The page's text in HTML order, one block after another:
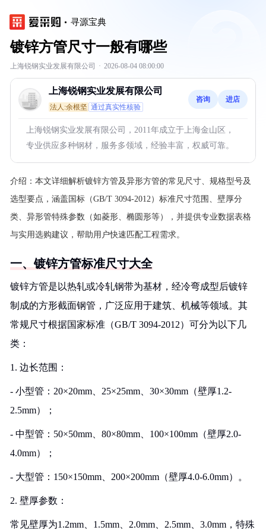
寻源宝典
镀锌方管尺寸一般有哪些
上海锐钢实业发展有限公司 · 2026-08-04 08:00:00
上海锐钢实业发展有限公司
法人:余根坚 通过真实性核验
咨询 进店
上海锐钢实业发展有限公司，2011年成立于上海金山区，
专业供应多种钢材，服务多领域，经验丰富，权威可靠。
介绍： 本文详细解析镀锌方管及异形方管的常见尺寸、规格型号及
选型要点，涵盖国标（GB/T 3094-2012）标准尺寸范围、壁厚分
类、异形管特殊参数（如菱形、椭圆形等），并提供专业数据表格
与实用选购建议，帮助用户快速匹配工程需求。
一、镀锌方管标准尺寸大全
镀锌方管是以热轧或冷轧钢带为基材，经冷弯成型后镀锌
制成的方形截面钢管，广泛应用于建筑、机械等领域。其
常规尺寸根据国家标准（GB/T 3094-2012）可分为以下几
类：
1. 边长范围：
- 小型管：20×20mm、25×25mm、30×30mm（壁厚1.2-
2.5mm）；
- 中型管：50×50mm、80×80mm、100×100mm（壁厚2.0-
4.0mm）；
- 大型管：150×150mm、200×200mm（壁厚4.0-6.0mm）。
2. 壁厚参数：
常见壁厚为1.2mm、1.5mm、2.0mm、2.5mm、3.0mm，特殊